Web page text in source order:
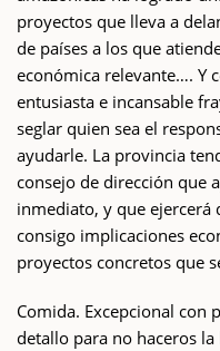
proyectos que lleva a
de países a los que
económica relevante…. Y
entusiasta e incansable
seglar quien sea el
ayudarle. La provincia
consejo de dirección que
inmediato, y que ejercerá
consigo implicaciones
proyectos concretos que
Comida. Excepcional con
detallo para no haceros la